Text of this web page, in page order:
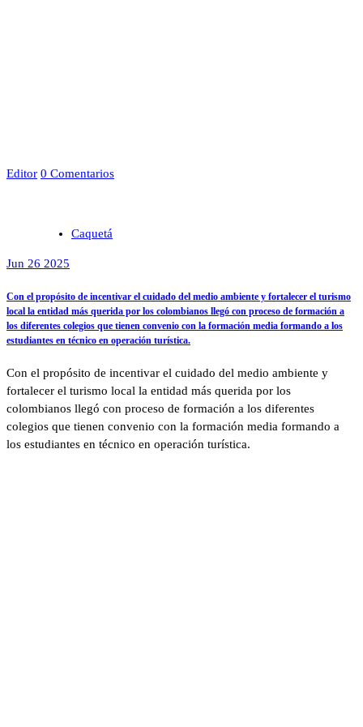
Editor 0 Comentarios
Caquetá
Jun 26 2025
Con el propósito de incentivar el cuidado del medio ambiente y fortalecer el turismo
local la entidad más querida por los colombianos llegó con proceso de formación a
los diferentes colegios que tienen convenio con la formación media formando a los
estudiantes en técnico en operación turística.
Con el propósito de incentivar el cuidado del medio ambiente y
fortalecer el turismo local la entidad más querida por los
colombianos llegó con proceso de formación a los diferentes
colegios que tienen convenio con la formación media formando a
los estudiantes en técnico en operación turística.